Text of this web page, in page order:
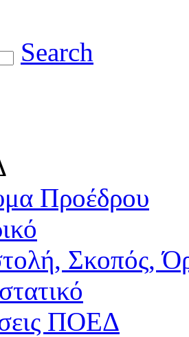
Search
Προέδρου
Σκοπός,
ΠΟΕΔ